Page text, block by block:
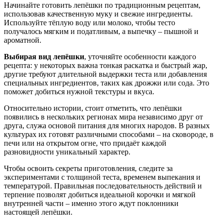
Начинайте готовить лепёшки по традиционным рецептам,
использовав качественную муку и свежие ингредиенты.
Используйте тёплую воду или молоко, чтобы тесто
получалось мягким и податливым, а выпечку – пышной и
ароматной.
Выбирая вид лепёшки, уточняйте особенности каждого
рецепта: у некоторых важна тонкая раскатка и быстрый жар,
другие требуют длительной выдержки теста или добавления
специальных ингредиентов, таких как дрожжи или сода. Это
поможет добиться нужной текстуры и вкуса.
Относительно истории, стоит отметить, что лепёшки
появились в нескольких регионах мира независимо друг от
друга, служа основой питания для многих народов. В разных
культурах их готовят различными способами – на сковороде, в
печи или на открытом огне, что придаёт каждой
разновидности уникальный характер.
Чтобы освоить секреты приготовления, следите за
экспериментами с толщиной теста, временем выпекания и
температурой. Правильная последовательность действий и
терпение позволят добиться идеальной корочки и мягкой
внутренней части – именно этого ждут поклонники
настоящей лепёшки.